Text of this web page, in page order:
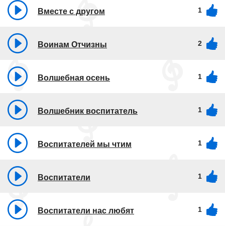
Вместе с другом 1
Воинам Отчизны 2
Волшебная осень 1
Волшебник воспитатель 1
Воспитателей мы чтим 1
Воспитатели 1
Воспитатели нас любят 1